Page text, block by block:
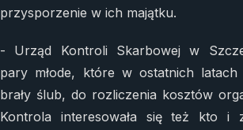
przysporzenie w ich majątku.
- Urząd Kontroli Skarbowej w
pary młode, które w ostatnich
brały ślub, do rozliczenia kosztów
Kontrola interesowała się też kto i